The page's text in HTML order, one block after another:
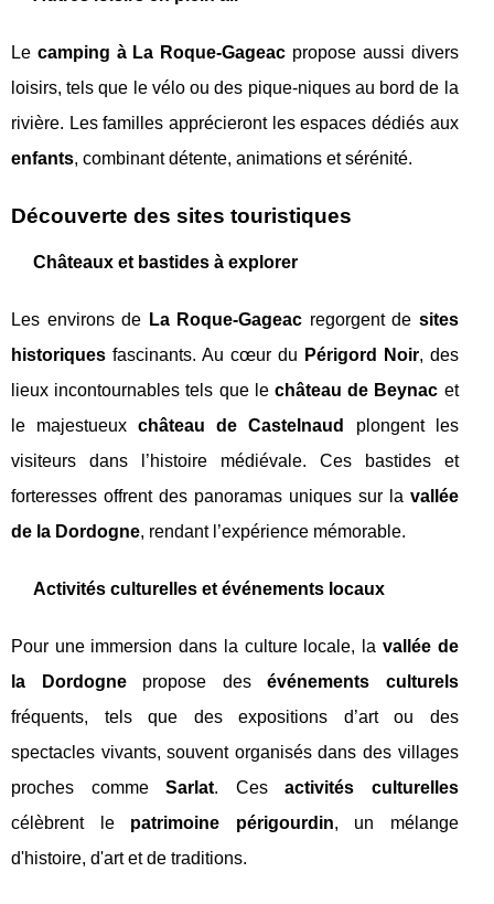
Le camping à La Roque-Gageac propose aussi divers
loisirs, tels que le vélo ou des pique-niques au bord de la
rivière. Les familles apprécieront les espaces dédiés aux
enfants, combinant détente, animations et sérénité.
Découverte des sites touristiques
Châteaux et bastides à explorer
Les environs de La Roque-Gageac regorgent de sites
historiques fascinants. Au cœur du Périgord Noir, des
lieux incontournables tels que le château de Beynac et
le majestueuxchâteau de Castelnaud
plongent les
visiteurs dans l’histoire médiévale. Ces bastides et
forteresses offrent des panoramas uniques sur la vallée
de la Dordogne, rendant l’expérience mémorable.
Activités culturelles et événements locaux
Pour une immersion dans la culture locale, la vallée de
la Dordognepropose desévénements culturels
fréquents, tels que des expositions d’art ou des
spectacles vivants, souvent organisés dans des villages
proches commeSarlat. Cesactivités culturelles
célèbrent le patrimoine périgourdin, un mélange
d'histoire, d'art et de traditions.